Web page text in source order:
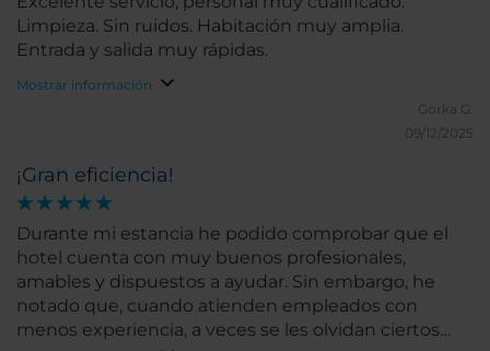
Limpieza. Sin ruidos. Habitación muy amplia.
Entrada y salida muy rápidas.
Mostrar información
Gorka G.
09/12/2025
¡Gran eficiencia!
Durante mi estancia he podido comprobar que el
hotel cuenta con muy buenos profesionales,
amables y dispuestos a ayudar. Sin embargo, he
notado que, cuando atienden empleados con
menos experiencia, a veces se les olvidan ciertos